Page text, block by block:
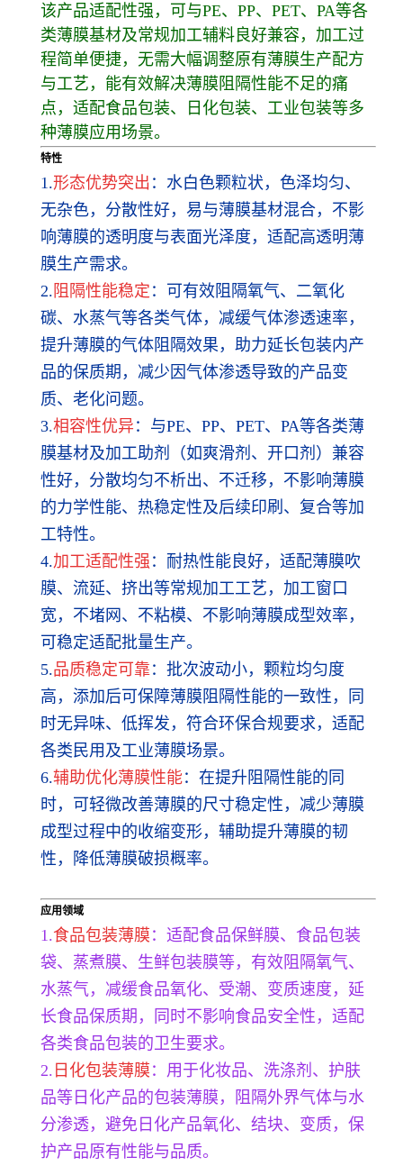
该产品适配性强，可与PE、PP、PET、PA等各
类薄膜基材及常规加工辅料良好兼容，加工过
程简单便捷，无需大幅调整原有薄膜生产配方
与工艺，能有效解决薄膜阻隔性能不足的痛
点，适配食品包装、日化包装、工业包装等多
种薄膜应用场景。
特性
1.形态优势突出 ：水白色颗粒状，色泽均匀、
无杂色，分散性好，易与薄膜基材混合，不影
响薄膜的透明度与表面光泽度，适配高透明薄
膜生产需求。
2. 阻隔性能稳定 ：可有效阻隔氧气、二氧化
碳、水蒸气等各类气体，减缓气体渗透速率，
提升薄膜的气体阻隔效果，助力延长包装内产
品的保质期，减少因气体渗透导致的产品变
质、老化问题。
3.相容性优异 ：与PE、PP、PET、PA等各类薄
膜基材及加工助剂（如爽滑剂、开口剂）兼容
性好，分散均匀不析出、不迁移，不影响薄膜
的力学性能、热稳定性及后续印刷、复合等加
工特性。
4.加工适配性强 ：耐热性能良好，适配薄膜吹
膜、流延、挤出等常规加工工艺，加工窗口
宽，不堵网、不粘模、不影响薄膜成型效率，
可稳定适配批量生产。
5.品质稳定可靠 ：批次波动小，颗粒均匀度
高，添加后可保障薄膜阻隔性能的一致性，同
时无异味、低挥发，符合环保合规要求，适配
各类民用及工业薄膜场景。
6.辅助优化薄膜性能：在提升阻隔性能的同
时，可轻微改善薄膜的尺寸稳定性，减少薄膜
成型过程中的收缩变形，辅助提升薄膜的韧
性，降低薄膜破损概率。
应用领域
1.食品包装薄膜 ：适配食品保鲜膜、食品包装
袋、蒸煮膜、生鲜包装膜等，有效阻隔氧气、
水蒸气，减缓食品氧化、受潮、变质速度，延
长食品保质期，同时不影响食品安全性，适配
各类食品包装的卫生要求。
2. 日化包装薄膜 ：用于化妆品、洗涤剂、护肤
品等日化产品的包装薄膜，阻隔外界气体与水
分渗透，避免日化产品氧化、结块、变质，保
护产品原有性能与品质。